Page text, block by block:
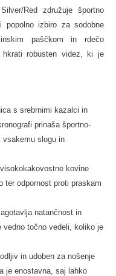
Red združuje športno
popolno izbiro za sodobne
paščkom in rdečo
robusten videz, ki je
s srebrnimi kazalci in
prinaša športno-
vsakemu slogu in
kovine
ter odpornost proti praskam
natančnost in
točno vedeli, koliko je
in udoben za nošenje
je enostavna, saj lahko